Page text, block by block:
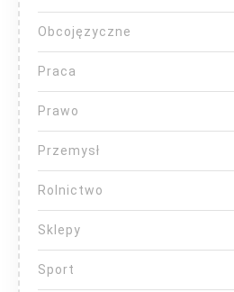
Obcojęzyczne
Praca
Prawo
Przemysł
Rolnictwo
Sklepy
Sport